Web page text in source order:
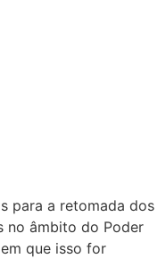
para a retomada dos
no âmbito do Poder
que isso for